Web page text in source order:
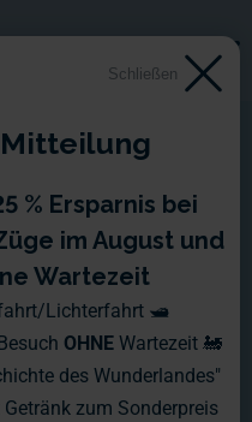
Schließen
% Ersparnis bei
im August und
Wartezeit
Lichterfahrt 🛥️
OHNE Wartezeit 🚂
des Wunderlandes"
zum Sonderpreis